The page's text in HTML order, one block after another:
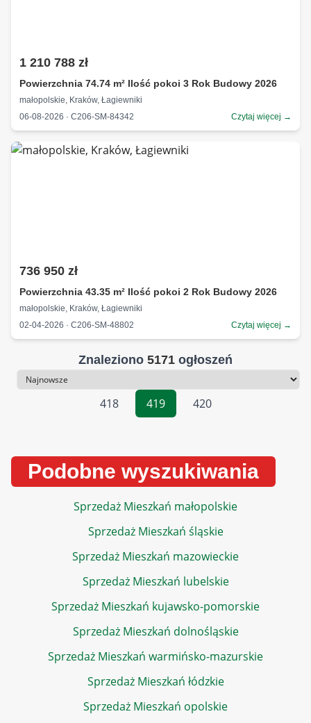
1 210 788 zł
Powierzchnia 74.74 m² Ilość pokoi 3 Rok Budowy 2026
małopolskie, Kraków, Łagiewniki
06-08-2026 · C206-SM-84342
Czytaj więcej →
736 950 zł
Powierzchnia 43.35 m² Ilość pokoi 2 Rok Budowy 2026
małopolskie, Kraków, Łagiewniki
02-04-2026 · C206-SM-48802
Czytaj więcej →
Znaleziono 5171 ogłoszeń
Sortowanie
418
419 420
Podobne wyszukiwania
Sprzedaż Mieszkań małopolskie
Sprzedaż Mieszkań śląskie
Sprzedaż Mieszkań mazowieckie
Sprzedaż Mieszkań lubelskie
Sprzedaż Mieszkań kujawsko-pomorskie
Sprzedaż Mieszkań dolnośląskie
Sprzedaż Mieszkań warmińsko-mazurskie
Sprzedaż Mieszkań łódzkie
Sprzedaż Mieszkań opolskie